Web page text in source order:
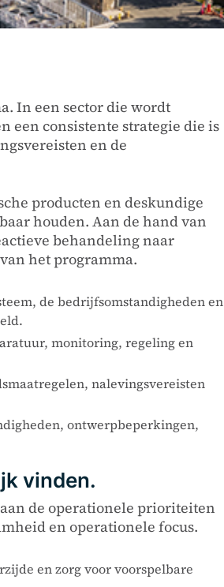
In een sector die wordt
een consistente strategie die is
en de
producten en deskundige
houden. Aan de hand van
behandeling naar
het programma.
de bedrijfsomstandigheden en
monitoring, regeling en
nalevingsvereisten
ontwerpbeperkingen,
vinden.
de operationele prioriteiten
en operationele focus.
en zorg voor voorspelbare